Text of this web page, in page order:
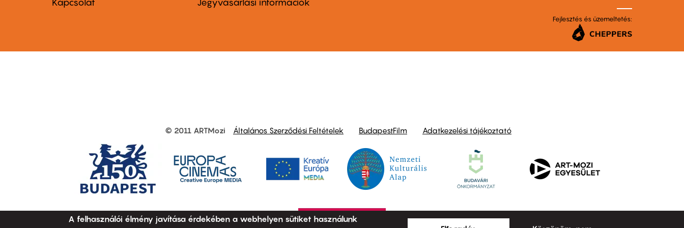
Kapcsolat Jegyvásárlási információk
Fejlesztés és üzemeltetés:
other
© 2011 ARTMozi Általános Szerződési Feltételek BudapestFilm Adatkezelési tájékoztató
A felhasználói élmény javítása érdekében a webhelyen sütiket használunk